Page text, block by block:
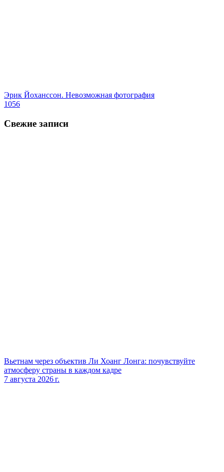
Эрик Йохансcон. Невозможная фотография
1056
Свежие записи
Вьетнам через объектив Ли Хоанг Лонга: почувствуйте
атмосферу страны в каждом кадре
7 августа 2026 г.